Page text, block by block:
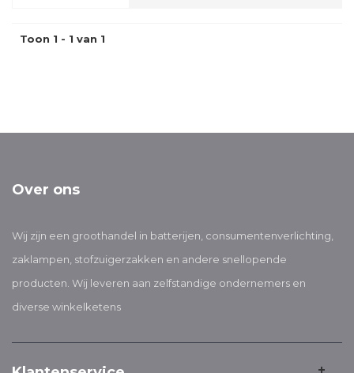
Toon 1 - 1 van 1
Over ons
Wij zijn een groothandel in batterijen, consumentenverlichting,
zaklampen, stofzuigerzakken en andere snellopende
producten. Wij leveren aan zelfstandige ondernemers en
diverse winkelketens